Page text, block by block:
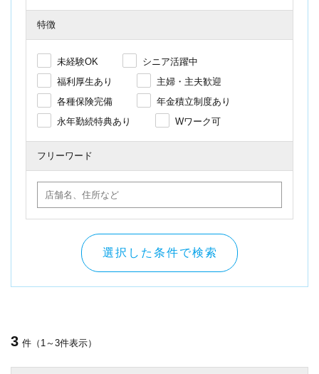
特徴
未経験OK
シニア活躍中
福利厚生あり
主婦・主夫歓迎
各種保険完備
年金積立制度あり
永年勤続特典あり
Wワーク可
フリーワード
選択した条件で検索
3 件（1～3件表示）